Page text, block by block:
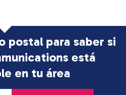
postal para saber si
está
en tu área